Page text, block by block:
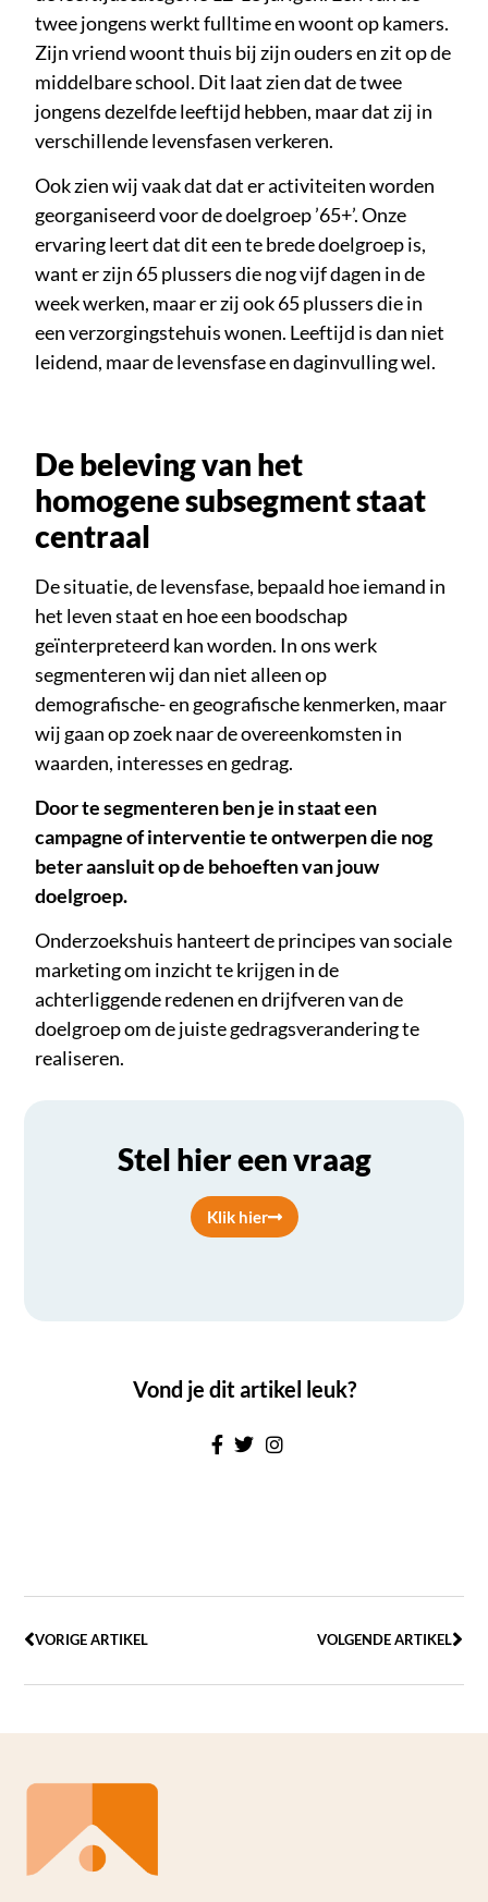
twee jongens werkt fulltime en woont op kamers.
Zijn vriend woont thuis bij zijn ouders en zit op de
middelbare school. Dit laat zien dat de twee
jongens dezelfde leeftijd hebben, maar dat zij in
verschillende levensfasen verkeren.
Ook zien wij vaak dat dat er activiteiten worden
georganiseerd voor de doelgroep ’65+’. Onze
ervaring leert dat dit een te brede doelgroep is,
want er zijn 65 plussers die nog vijf dagen in de
week werken, maar er zij ook 65 plussers die in
een verzorgingstehuis wonen. Leeftijd is dan niet
leidend, maar de levensfase en daginvulling wel.
De beleving van het
homogene subsegment staat
centraal
De situatie, de levensfase, bepaald hoe iemand in
het leven staat en hoe een boodschap
geïnterpreteerd kan worden. In ons werk
segmenteren wij dan niet alleen op
demografische- en geografische kenmerken, maar
wij gaan op zoek naar de overeenkomsten in
waarden, interesses en gedrag.
Door te segmenteren ben je in staat een
campagne of interventie te ontwerpen die nog
beter aansluit op de behoeften van jouw
doelgroep.
Onderzoekshuis hanteert de principes van sociale
marketing om inzicht te krijgen in de
achterliggende redenen en drijfveren van de
doelgroep om de juiste gedragsverandering te
realiseren.
Stel hier een vraag
Klik hier
Vond je dit artikel leuk?
VORIGE ARTIKEL VOLGENDE ARTIKEL